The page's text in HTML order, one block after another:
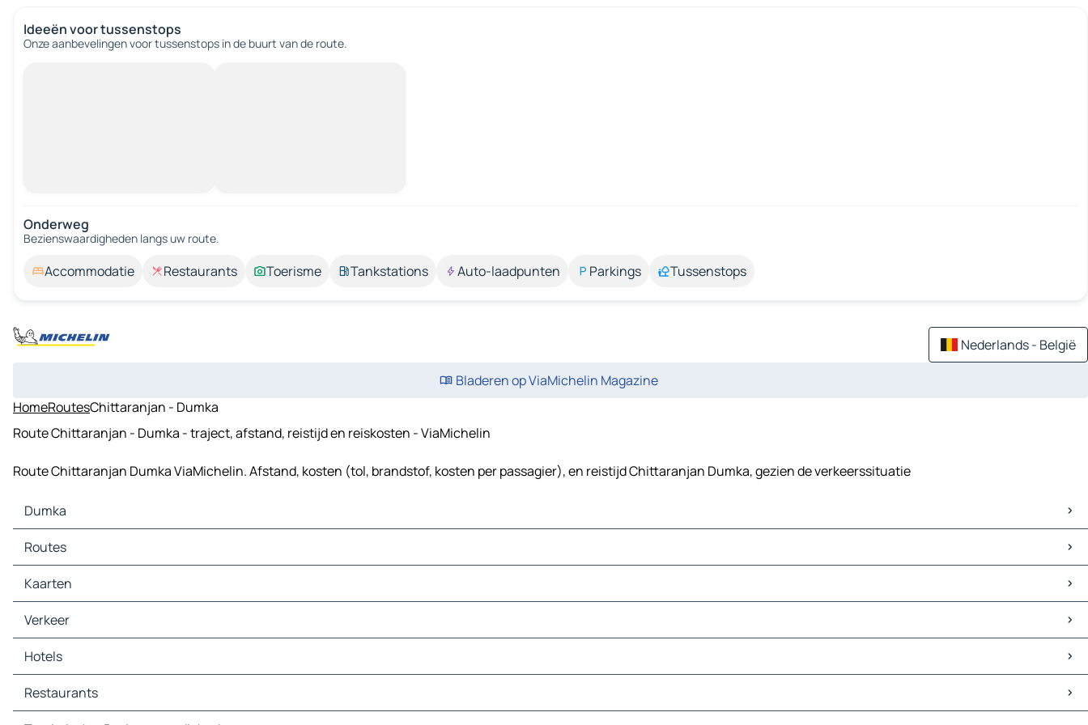
Ideeën voor tussenstops
Onze aanbevelingen voor tussenstops in de buurt van de route.
Onderweg
Bezienswaardigheden langs uw route.
Accommodatie Restaurants Toerisme Tankstations Auto-laadpunten Parkings Tussenstops
Nederlands - België
Bladeren op ViaMichelin Magazine
HomeRoutesChittaranjan - Dumka
Route Chittaranjan - Dumka - traject, afstand, reistijd en reiskosten - ViaMichelin
Route Chittaranjan Dumka ViaMichelin. Afstand, kosten (tol, brandstof, kosten per passagier), en reistijd Chittaranjan Dumka, gezien de verkeerssituatie
Dumka
Dumka Kaarten
Dumka Verkeer
Dumka Hotels
Dumka Restaurants
Dumka Tankstations
Routes
Kaarten
Verkeer
Hotels
Restaurants